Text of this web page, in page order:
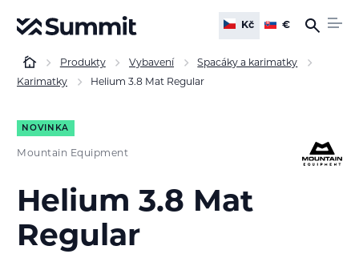
Kč €
Produkty Vybavení
Spacáky a karimatky
Karimatky
Helium 3.8 Mat Regular
NOVINKA
Mountain Equipment
Helium 3.8 Mat
Regular